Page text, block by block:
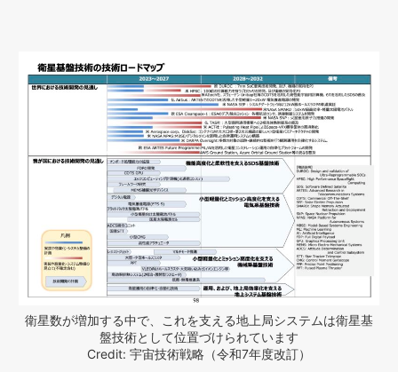
衛星数が増加する中で、これを支える地上局システムは衛星基
盤技術として位置づけられています
Credit: 宇宙技術戦略（令和7年度改訂）